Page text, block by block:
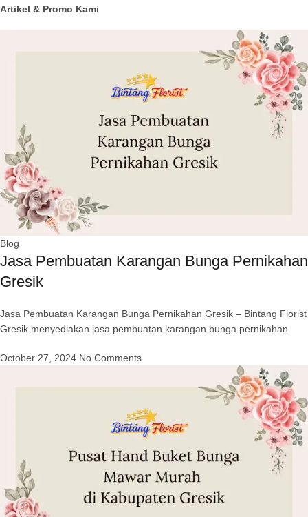
Artikel & Promo Kami
Blog
Jasa Pembuatan Karangan Bunga Pernikahan
Gresik
Jasa Pembuatan Karangan Bunga Pernikahan Gresik – Bintang Florist
Gresik menyediakan jasa pembuatan karangan bunga pernikahan
October 27, 2024 No Comments